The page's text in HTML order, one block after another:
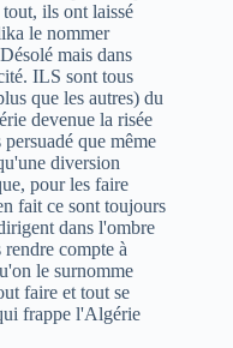
ils ont laissé
le nommer
mais dans
ILS sont tous
que les autres) du
devenue la risée
que même
diversion
pour les faire
fait ce sont toujours
dans l'ombre
compte à
le surnomme
faire et tout se
frappe l'Algérie